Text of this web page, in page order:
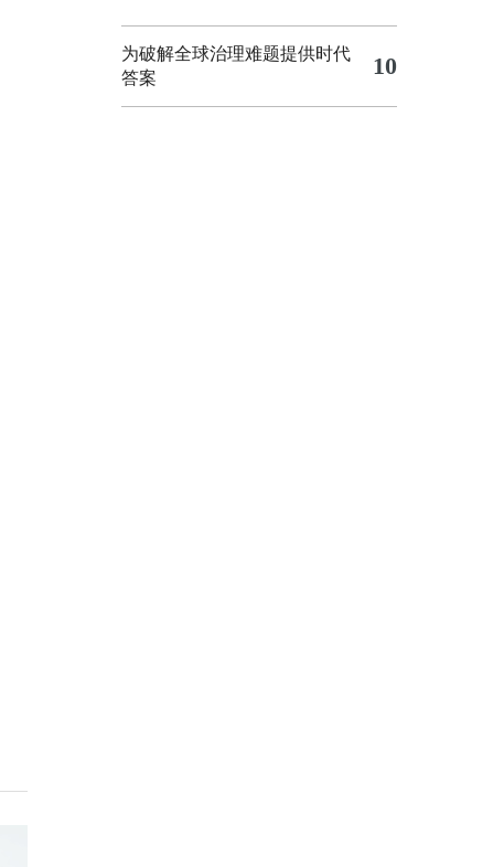
为破解全球治理难题提供时代
答案
10